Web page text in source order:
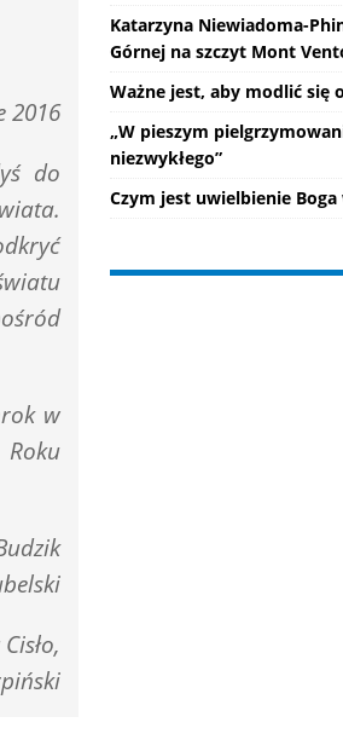
2016
do
w
Katarzyna Niewiadoma-
Górnej na szczyt Mont
Ważne jest, aby modlić się
„W pieszym
niezwykłego”
Czym jest uwielbienie